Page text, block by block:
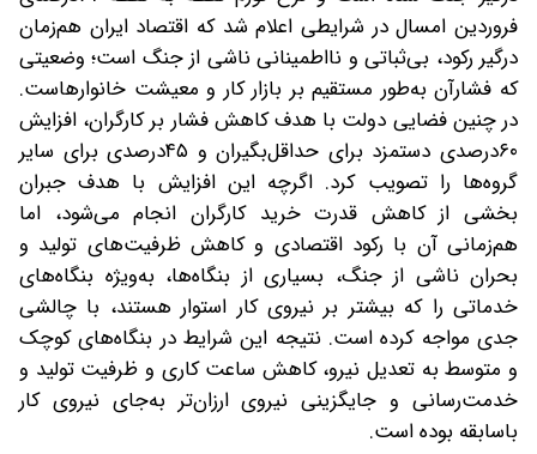
‌فروردین امسال در شرایطی اعلام شد که اقتصاد ایران هم‌زمان
درگیر رکود، بی‌ثباتی و نااطمینانی ناشی از جنگ است‌؛ وضعیتی
که فشارآن به‌طور مستقیم بر بازار کار و معیشت خانوارها‌ست.
در چنین فضایی دولت با هدف کاهش فشار بر کارگران، افزایش
۶۰‌درصدی دستمزد برای حداقل‌بگیران و ۴۵‌درصدی برای سایر
گروه‌ها را تصویب کرد. اگرچه این افزایش با هدف جبران
بخشی از کاهش قدرت خرید کارگران انجام می‌شود، اما
هم‌زمانی آن با رکود اقتصادی و کاهش ظرفیت‌های تولید و
بحران ناشی از جنگ، بسیاری از بنگاه‌ها، به‌ویژه بنگاه‌های
خدماتی را که بیشتر بر نیروی کار استوار هستند، با چالشی
جدی مواجه کرده است. نتیجه این شرایط در بنگاه‌های کوچک
و متوسط به تعدیل نیرو، کاهش ساعت کاری و ظرفیت تولید و
خدمت‌رسانی و جایگزینی نیروی ارزان‌تر به‌جای نیروی کار
باسابقه بوده است.